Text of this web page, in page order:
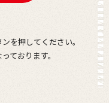
を押してください。
ております。